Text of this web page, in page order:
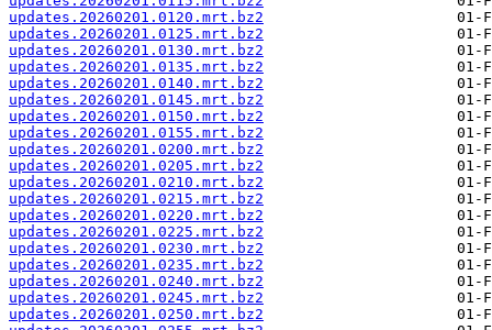
updates.20260201.0120.mrt.bz2
updates.20260201.0125.mrt.bz2
updates.20260201.0130.mrt.bz2
updates.20260201.0135.mrt.bz2
updates.20260201.0140.mrt.bz2
updates.20260201.0145.mrt.bz2
updates.20260201.0150.mrt.bz2
updates.20260201.0155.mrt.bz2
updates.20260201.0200.mrt.bz2
updates.20260201.0205.mrt.bz2
updates.20260201.0210.mrt.bz2
updates.20260201.0215.mrt.bz2
updates.20260201.0220.mrt.bz2
updates.20260201.0225.mrt.bz2
updates.20260201.0230.mrt.bz2
updates.20260201.0235.mrt.bz2
updates.20260201.0240.mrt.bz2
updates.20260201.0245.mrt.bz2
updates.20260201.0250.mrt.bz2